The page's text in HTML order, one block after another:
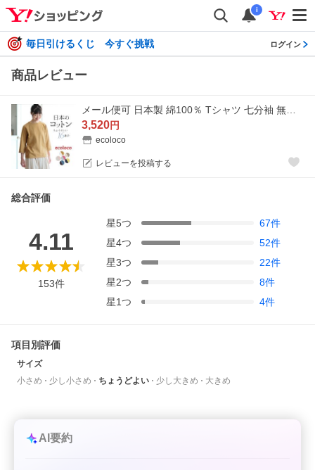
i
毎日引けるくじ 今すぐ挑戦 ログイン
商品レビュー
3,520円
ecoloco
レビューを投稿する
総合評価
4.11
153件
星5つ 67件
星4つ 52件
星3つ 22件
星2つ 8件
星1つ 4件
項目別評価
サイズ
小さめ
少し小さめ ちょうどよい 少し大きめ 大きめ
AI要約